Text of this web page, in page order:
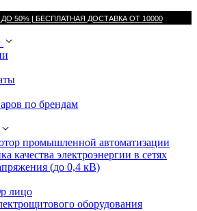
50% | БЕСПЛАТНАЯ ДОСТАВКА ОТ 10000
по брендам
промышленной автоматизации
качества электроэнергии в сетях
(до 0,4 кВ)
лицо
оборудования